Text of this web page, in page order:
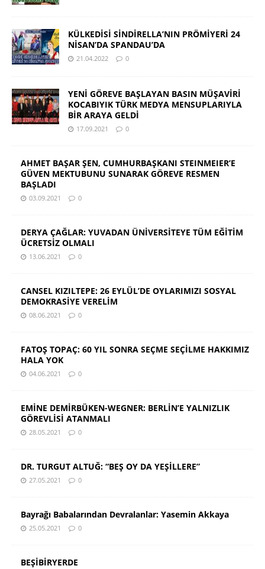
KÜLKEDİSİ SİNDİRELLA’NIN PRÖMİYERİ 24
NİSAN’DA SPANDAU’DA
21.04.2022 0
YENİ GÖREVE BAŞLAYAN BASIN MÜŞAVİRİ
KOCABIYIK TÜRK MEDYA MENSUPLARIYLA
BİR ARAYA GELDİ
17.09.2021 0
AHMET BAŞAR ŞEN, CUMHURBAŞKANI STEINMEIER’E
GÜVEN MEKTUBUNU SUNARAK GÖREVE RESMEN
BAŞLADI
03.09.2021 0
DERYA ÇAĞLAR: YUVADAN ÜNİVERSİTEYE TÜM EĞİTİM
ÜCRETSİZ OLMALI
13.06.2021 0
CANSEL KIZILTEPE: 26 EYLÜL’DE OYLARIMIZI SOSYAL
DEMOKRASİYE VERELİM
08.06.2021 0
FATOŞ TOPAÇ: 60 YIL SONRA SEÇME SEÇİLME HAKKIMIZ
HALA YOK
04.06.2021 0
EMİNE DEMİRBÜKEN-WEGNER: BERLİN’E YALNIZLIK
GÖREVLİSİ ATANMALI
28.05.2021 0
DR. TURGUT ALTUĞ: “BEŞ OY DA YEŞİLLERE”
27.05.2021 0
Bayrağı Babalarından Devralanlar: Yasemin Akkaya
25.05.2021 0
BEŞİBİRYERDE